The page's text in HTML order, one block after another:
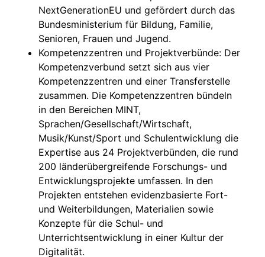
NextGenerationEU und gefördert durch das
Bundesministerium für Bildung, Familie,
Senioren, Frauen und Jugend.
Kompetenzzentren und Projektverbünde: Der
Kompetenzverbund setzt sich aus vier
Kompetenzzentren und einer Transferstelle
zusammen. Die Kompetenzzentren bündeln
in den Bereichen MINT,
Sprachen/Gesellschaft/Wirtschaft,
Musik/Kunst/Sport und Schulentwicklung die
Expertise aus 24 Projektverbünden, die rund
200 länderübergreifende Forschungs- und
Entwicklungsprojekte umfassen. In den
Projekten entstehen evidenzbasierte Fort-
und Weiterbildungen, Materialien sowie
Konzepte für die Schul- und
Unterrichtsentwicklung in einer Kultur der
Digitalität.